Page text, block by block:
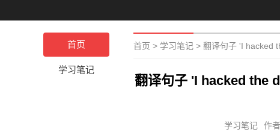
首页
学习笔记
首页 > 学习笔记 > 翻译句子 'I hacked
翻译句子 'I hacked the
学习笔记 作